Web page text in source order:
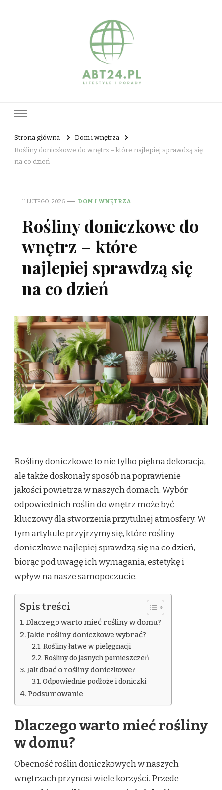
Strona główna
Dom i wnętrza
Rośliny doniczkowe do wnętrz – które najlepiej sprawdzą się
na co dzień
11 LUTEGO, 2026 DOM I WNĘTRZA
Rośliny doniczkowe do
wnętrz – które
najlepiej sprawdzą się
na co dzień
Rośliny doniczkowe to nie tylko piękna dekoracja,
ale także doskonały sposób na poprawienie
jakości powietrza w naszych domach. Wybór
odpowiednich roślin do wnętrz może być
kluczowy dla stworzenia przytulnej atmosfery. W
tym artykule przyjrzymy się, które rośliny
doniczkowe najlepiej sprawdzą się na co dzień,
biorąc pod uwagę ich wymagania, estetykę i
wpływ na nasze samopoczucie.
Spis treści
Dlaczego warto mieć rośliny w domu?
Jakie rośliny doniczkowe wybrać?
Rośliny łatwe w pielęgnacji
Rośliny do jasnych pomieszczeń
Jak dbać o rośliny doniczkowe?
Odpowiednie podłoże i doniczki
Podsumowanie
Dlaczego warto mieć rośliny
w domu?
Obecność roślin doniczkowych w naszych
wnętrzach przynosi wiele korzyści. Przede